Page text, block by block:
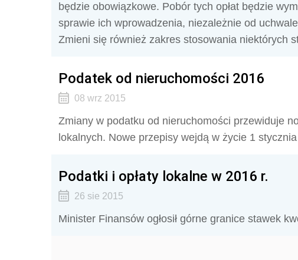
będzie obowiązkowe. Pobór tych opłat będzie
sprawie ich wprowadzenia, niezależnie od
Zmieni się również zakres stosowania niektórych
Podatek od nieruchomości 2016
08 wrz 2015
Zmiany w podatku od nieruchomości przewiduje
lokalnych. Nowe przepisy wejdą w życie 1
Podatki i opłaty lokalne w 2016 r.
26 sie 2015
Minister Finansów ogłosił górne granice stawek